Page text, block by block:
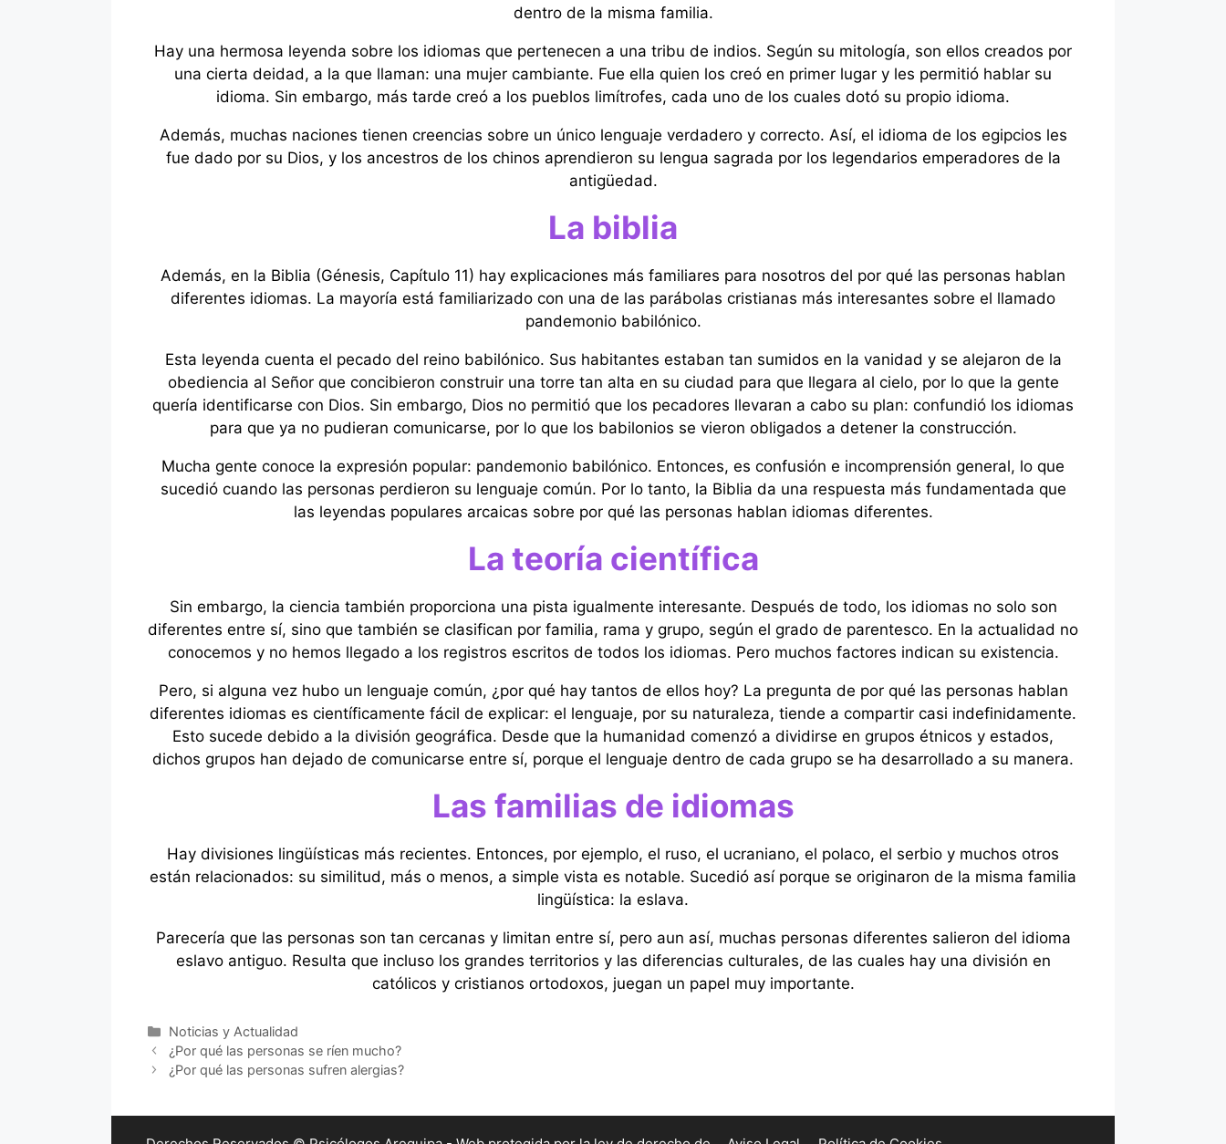
dentro de la misma familia.
Hay una hermosa leyenda sobre los idiomas que pertenecen a una tribu de indios. Según su mitología, son ellos creados por
una cierta deidad, a la que llaman: una mujer cambiante. Fue ella quien los creó en primer lugar y les permitió hablar su
idioma. Sin embargo, más tarde creó a los pueblos limítrofes, cada uno de los cuales dotó su propio idioma.
Además, muchas naciones tienen creencias sobre un único lenguaje verdadero y correcto. Así, el idioma de los egipcios les
fue dado por su Dios, y los ancestros de los chinos aprendieron su lengua sagrada por los legendarios emperadores de la
antigüedad.
La biblia
Además, en la Biblia (Génesis, Capítulo 11) hay explicaciones más familiares para nosotros del por qué las personas hablan
diferentes idiomas. La mayoría está familiarizado con una de las parábolas cristianas más interesantes sobre el llamado
pandemonio babilónico.
Esta leyenda cuenta el pecado del reino babilónico. Sus habitantes estaban tan sumidos en la vanidad y se alejaron de la
obediencia al Señor que concibieron construir una torre tan alta en su ciudad para que llegara al cielo, por lo que la gente
quería identificarse con Dios. Sin embargo, Dios no permitió que los pecadores llevaran a cabo su plan: confundió los idiomas
para que ya no pudieran comunicarse, por lo que los babilonios se vieron obligados a detener la construcción.
Mucha gente conoce la expresión popular: pandemonio babilónico. Entonces, es confusión e incomprensión general, lo que
sucedió cuando las personas perdieron su lenguaje común. Por lo tanto, la Biblia da una respuesta más fundamentada que
las leyendas populares arcaicas sobre por qué las personas hablan idiomas diferentes.
La teoría científica
Sin embargo, la ciencia también proporciona una pista igualmente interesante. Después de todo, los idiomas no solo son
diferentes entre sí, sino que también se clasifican por familia, rama y grupo, según el grado de parentesco. En la actualidad no
conocemos y no hemos llegado a los registros escritos de todos los idiomas. Pero muchos factores indican su existencia.
Pero, si alguna vez hubo un lenguaje común, ¿por qué hay tantos de ellos hoy? La pregunta de por qué las personas hablan
diferentes idiomas es científicamente fácil de explicar: el lenguaje, por su naturaleza, tiende a compartir casi indefinidamente.
Esto sucede debido a la división geográfica. Desde que la humanidad comenzó a dividirse en grupos étnicos y estados,
dichos grupos han dejado de comunicarse entre sí, porque el lenguaje dentro de cada grupo se ha desarrollado a su manera.
Las familias de idiomas
Hay divisiones lingüísticas más recientes. Entonces, por ejemplo, el ruso, el ucraniano, el polaco, el serbio y muchos otros
están relacionados: su similitud, más o menos, a simple vista es notable. Sucedió así porque se originaron de la misma familia
lingüística: la eslava.
Parecería que las personas son tan cercanas y limitan entre sí, pero aun así, muchas personas diferentes salieron del idioma
eslavo antiguo. Resulta que incluso los grandes territorios y las diferencias culturales, de las cuales hay una división en
católicos y cristianos ortodoxos, juegan un papel muy importante.
Categorías
Noticias y Actualidad
¿Por qué las personas se ríen mucho?
¿Por qué las personas sufren alergias?